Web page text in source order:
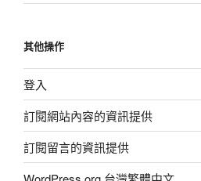
其他操作
登入
訂閱網站內容的資訊提供
訂閱留言的資訊提供